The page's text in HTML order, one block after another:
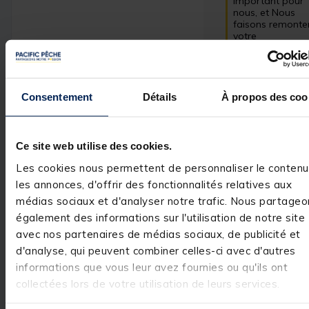
Consentement Détails À propos des
Ce site web utilise des cookies.
Les cookies nous permettent de personnaliser le
les annonces, d'offrir des fonctionnalités relatives aux
médias sociaux et d'analyser notre trafic. Nous
également des informations sur l'utilisation de notre site
avec nos partenaires de médias sociaux, de publicité et
d'analyse, qui peuvent combiner celles-ci avec d'autres
informations que vous leur avez fournies ou qu'ils ont
collectées lors de votre utilisation de leurs services.
nous, et Nous
faisons
votre
commentaire.
L’équipe Pacific
expérience du13/03/2025
Damien M.
Utile(0) Signaler
Réponse de
pacificpeche.com
Monsieur